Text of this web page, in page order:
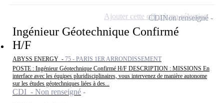
Ingénieur Géotechnique Confirmé
H/F
ABYSS ENERGY - 75 - PARIS 1ER ARRONDISSEMENT
POSTE : Ingénieur Géotechnique Confirmé H/F DESCRIPTION : MISSIONS En
interface avec les équipes pluridisciplinaires, vous intervenez de manière autonome
sur les études géotechniques liées à des...
CDI - Non renseigné
CDINon renseigné
Ajouter cette offre à ma sélection